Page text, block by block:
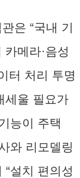
은 “국내 기
메라·음성
터 처리 투명
세울 필요가
능이 주택
와 리모델링
설치 편의성